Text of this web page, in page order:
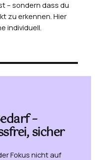
– sondern dass du
zu erkennen. Hier
individuell.
–
sicher
Fokus nicht auf